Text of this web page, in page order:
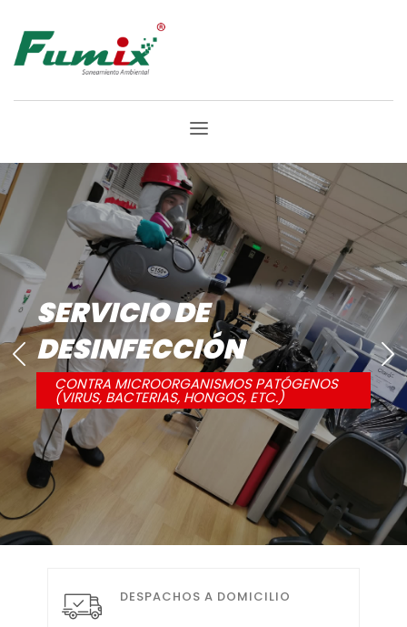
SERVICIO DE
CONTROL DE ROEDORES
SINANTRÓPICOS
LAS PLAGAS NUNCA DESCANSAN, NOSOTROS
TAMPOCO!!!
DESPACHOS A DOMICILIO